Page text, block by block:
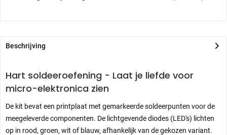
Beschrijving
Hart soldeeroefening - Laat je liefde voor
micro-elektronica zien
De kit bevat een printplaat met gemarkeerde soldeerpunten voor de
meegeleverde componenten. De lichtgevende diodes (LED's) lichten
op in rood, groen, wit of blauw, afhankelijk van de gekozen variant.